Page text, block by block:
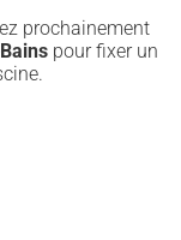
prochainement
pour fixer un